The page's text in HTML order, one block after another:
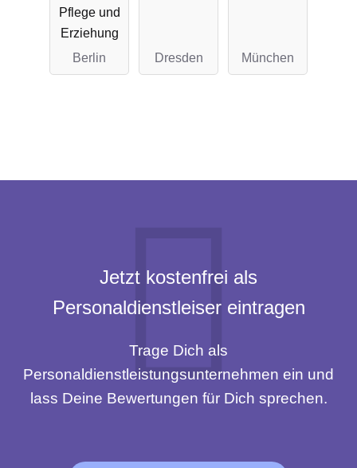
Pflege und
Erziehung
Berlin
Dresden München
Jetzt kostenfrei als
Personaldienstleiser eintragen
Trage Dich als
Personaldienstleistungsunternehmen ein und
lass Deine Bewertungen für Dich sprechen.